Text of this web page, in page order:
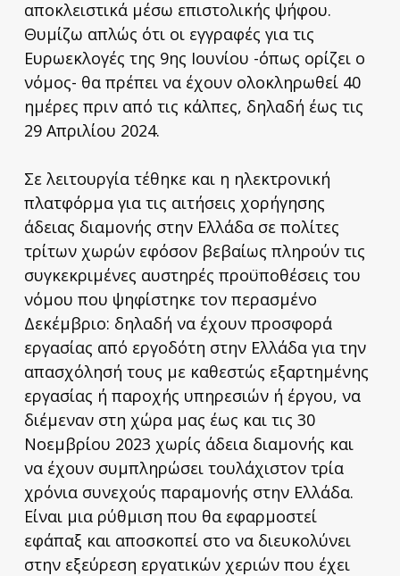
αποκλειστικά μέσω επιστολικής ψήφου.
Θυμίζω απλώς ότι οι εγγραφές για τις
Ευρωεκλογές της 9ης Ιουνίου -όπως ορίζει ο
νόμος- θα πρέπει να έχουν ολοκληρωθεί 40
ημέρες πριν από τις κάλπες, δηλαδή έως τις
29 Απριλίου 2024.
Σε λειτουργία τέθηκε και η ηλεκτρονική
πλατφόρμα για τις αιτήσεις χορήγησης
άδειας διαμονής στην Ελλάδα σε πολίτες
τρίτων χωρών εφόσον βεβαίως πληρούν τις
συγκεκριμένες αυστηρές προϋποθέσεις του
νόμου που ψηφίστηκε τον περασμένο
Δεκέμβριο: δηλαδή να έχουν προσφορά
εργασίας από εργοδότη στην Ελλάδα για την
απασχόλησή τους με καθεστώς εξαρτημένης
εργασίας ή παροχής υπηρεσιών ή έργου, να
διέμεναν στη χώρα μας έως και τις 30
Νοεμβρίου 2023 χωρίς άδεια διαμονής και
να έχουν συμπληρώσει τουλάχιστον τρία
χρόνια συνεχούς παραμονής στην Ελλάδα.
Είναι μια ρύθμιση που θα εφαρμοστεί
εφάπαξ και αποσκοπεί στο να διευκολύνει
στην εξεύρεση εργατικών χεριών που έχει